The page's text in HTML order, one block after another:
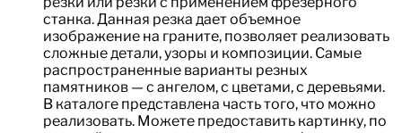
станка. Данная резка дает объемное
изображение на граните, позволяет реализовать
сложные детали, узоры и композиции. Самые
распространенные варианты резных
памятников — с ангелом, с цветами, с деревьями.
В каталоге представлена часть того, что можно
реализовать. Можете предоставить картинку, по